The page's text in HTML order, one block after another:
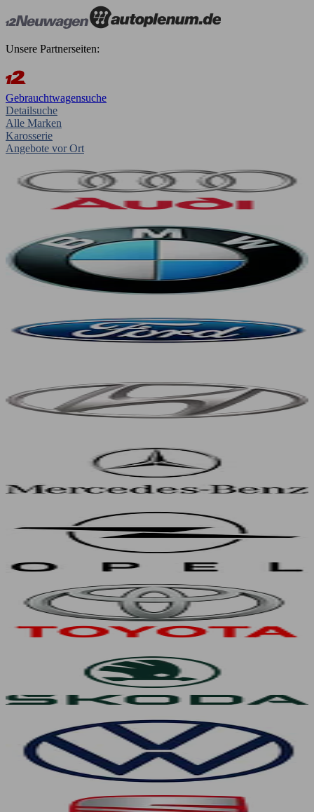
Unsere Partnerseiten:
Gebrauchtwagensuche
Detailsuche
Alle Marken
Karosserie
Angebote vor Ort